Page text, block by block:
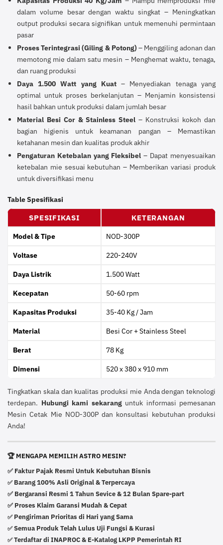
dalam volume besar dengan waktu singkat – Meningkatkan
output produksi secara signifikan untuk memenuhi permintaan
pasar
Proses Terintegrasi (Giling & Potong)– Menggiling adonan dan
memotong mie dalam satu mesin – Menghemat waktu, tenaga,
dan ruang produksi
Daya 1.500 Watt yang Kuat– Menyediakan tenaga yang
optimal untuk proses berkelanjutan – Menjamin konsistensi
hasil bahkan untuk produksi dalam jumlah besar
Material Besi Cor & Stainless Steel – Konstruksi kokoh dan
bagian higienis untuk keamanan pangan – Memastikan
ketahanan mesin dan kualitas produk akhir
Pengaturan Ketebalan yang Fleksibel – Dapat menyesuaikan
ketebalan mie sesuai kebutuhan – Memberikan variasi produk
untuk diversifikasi menu
Table Spesifikasi
SPESIFIKASI
KETERANGAN
Model & Tipe NOD-300P
Voltase 220-240V
Daya Listrik 1.500 Watt
Kecepatan 50-60 rpm
Kapasitas Produksi 35-40 Kg / Jam
Material Besi Cor + Stainless Steel
Berat 78 Kg
Dimensi 520 x 380 x 910 mm
Tingkatkan skala dan kualitas produksi mie Anda dengan teknologi
terdepan. Hubungi kami sekaranguntuk informasi pemesanan
Mesin Cetak Mie NOD-300P dan konsultasi kebutuhan produksi
Anda!
🏆 MENGAPA MEMILIH ASTRO MESIN?
✅ Faktur Pajak Resmi Untuk Kebutuhan Bisnis
✅ Barang 100% Asli Original & Terpercaya
✅ Bergaransi Resmi 1 Tahun Sevice & 12 Bulan Spare-part
✅ Proses Klaim Garansi Mudah & Cepat
✅ Pengiriman Prioritas di Hari yang Sama
✅Semua Produk Telah Lulus Uji Fungsi & Kurasi
✅Terdaftar di INAPROC & E-Katalog LKPP Pemerintah RI